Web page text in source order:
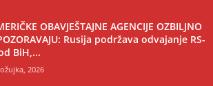
OBAVJEŠTAJNE AGENCIJE OZBILJNO
Rusija podržava odvajanje RS-
BiH,...
2026